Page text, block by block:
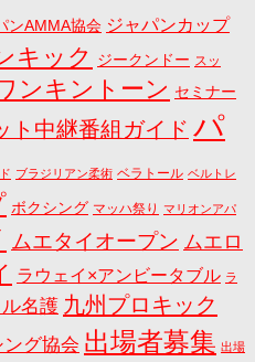
ンAMMA協会 ジャパンカップ
キック ジークンドー スッ
ンキントーン セミナー
ト中継番組ガイド パ
ブラジリアン柔術 ベラトール ベルトレ
ボクシング マッハ祭り マリオンアパ
ムエタイオープン ムエロ
ラウェイ×アンビータブル ラ
名護 九州プロキック
グ協会 出場者募集 出場